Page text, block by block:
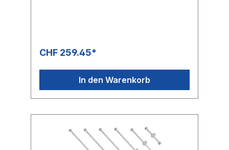
CHF 259.45*
In den Warenkorb